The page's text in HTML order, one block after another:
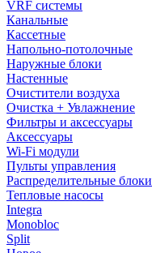
VRF системы
Канальные
Кассетные
Напольно-потолочные
Наружные блоки
Настенные
Очистители воздуха
Очистка + Увлажнение
Фильтры и аксессуары
Аксессуары
Wi-Fi модули
Пульты управления
Распределительные блоки
Тепловые насосы
Integra
Monobloc
Split